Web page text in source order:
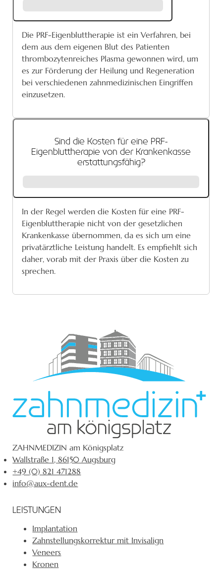
Die PRF-Eigenbluttherapie ist ein Verfahren, bei
dem aus dem eigenen Blut des Patienten
thrombozytenreiches Plasma gewonnen wird, um
es zur Förderung der Heilung und Regeneration
bei verschiedenen zahnmedizinischen Eingriffen
einzusetzen.
Sind die Kosten für eine PRF-
Eigenbluttherapie von der Krankenkasse
erstattungsfähig?
In der Regel werden die Kosten für eine PRF-
Eigenbluttherapie nicht von der gesetzlichen
Krankenkasse übernommen, da es sich um eine
privatärztliche Leistung handelt. Es empfiehlt sich
daher, vorab mit der Praxis über die Kosten zu
sprechen.
ZAHNMEDIZIN am Königsplatz
Wallstraße 1, 86150 Augsburg
+49 (0) 821 471288
info@aux-dent.de
LEISTUNGEN
Implantation
Zahnstellungskorrektur mit Invisalign
Veneers
Kronen